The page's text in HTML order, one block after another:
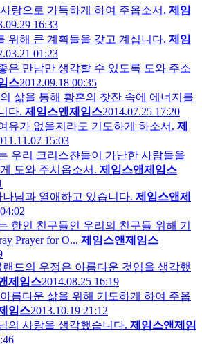
랑으로 가득하게 하여 주옵소서. 제임
16:33
위해 큰 계획들을 갖고 계십니다. 제임
01:23
은 만남만 생각할 수 있도록 도와 주소
스2012.09.18 00:35
삶을 통해 황혼의 찻잔 속에 에너지를
다. 제임스앤제임스2014.07.25 17:20
유가 없을지라도 기도하게 하소서. 제
15:03
우리 크리스챤들이 가난한 사람들을
도와 주시옵소서. 제임스앤제임스
님과 열애하고 있습니다. 제임스앤제
한인 친구들인 우리의 친구들 위해 기
Prayer for O... 제임스앤제임스
드의 우정은 아름다운 것임을 생각했
제임스2014.08.25 16:19
름다운 삶을 위해 기도하게 하여 주옵
임스2013.10.19 21:12
의 사랑을 생각했습니다. 제임스앤제임